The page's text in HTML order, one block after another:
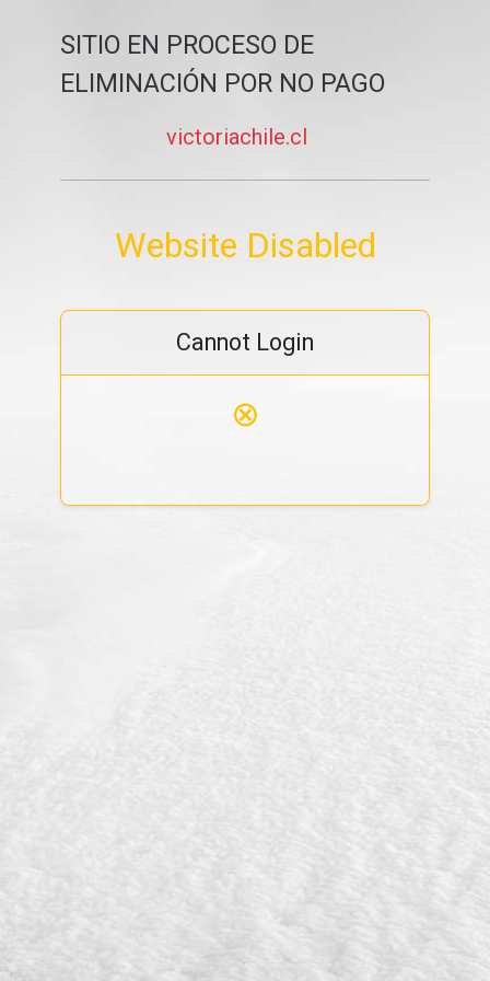
SITIO EN PROCESO DE
ELIMINACIÓN POR NO PAGO
victoriachile.cl
Website Disabled
Cannot Login
⊗